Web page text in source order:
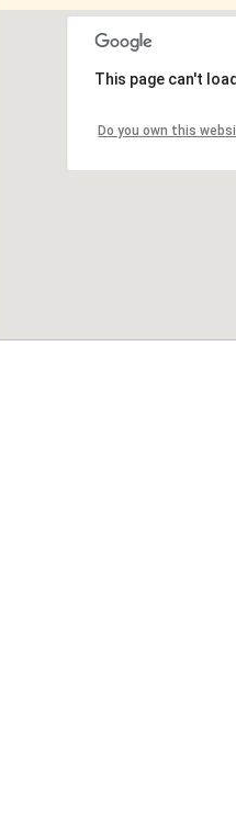
This page can't
Do you own this